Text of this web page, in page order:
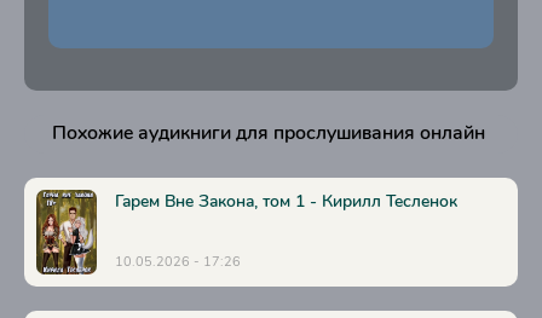
25
26
27
28
Похожие аудикниги для прослушивания онлайн
Гарем Вне Закона, том 1 - Кирилл Тесленок
10.05.2026 - 17:26